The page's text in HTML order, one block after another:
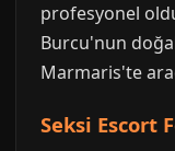
profesyonel
Burcu'nun
Marmaris'te
Seksi Escort